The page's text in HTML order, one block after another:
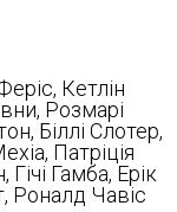
Кетлін
Розмарі
Біллі Слотер,
Патріція
Гамба, Ерік
Роналд Чавіс